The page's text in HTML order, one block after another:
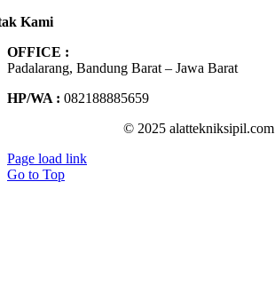
Kami
OFFICE :
Padalarang, Bandung Barat – Jawa Barat
HP/WA : 082188885659
© 2025 alattekniksipil.com
Page load link
Go to Top